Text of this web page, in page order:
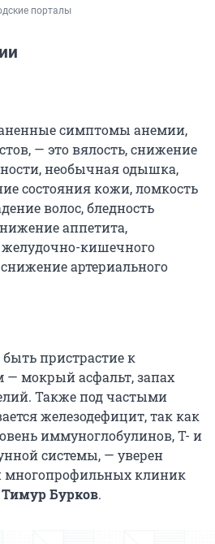
порталы
симптомы анемии,
— это вялость, снижение
необычная одышка,
состояния кожи, ломкость
волос, бледность
аппетита,
кишечного
артериального
пристрастие к
мокрый асфальт, запах
Также под частыми
железодефицит, так как
иммуноглобулинов, Т- и
системы, — уверен
многопрофильных клиник
Тимур Бурков.